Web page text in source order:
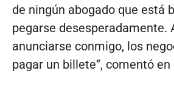
de ningún abogado que está
pegarse desesperadamente.
anunciarse conmigo, los
pagar un billete”, comentó en